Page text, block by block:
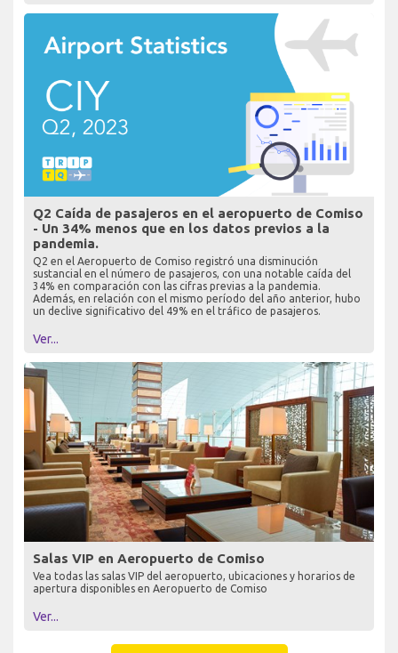
Q2 Caída de pasajeros en el aeropuerto de Comiso
- Un 34% menos que en los datos previos a la
pandemia.
Q2 en el Aeropuerto de Comiso registró una disminución
sustancial en el número de pasajeros, con una notable caída del
34% en comparación con las cifras previas a la pandemia.
Además, en relación con el mismo período del año anterior, hubo
un declive significativo del 49% en el tráfico de pasajeros.
Ver...
Salas VIP en Aeropuerto de Comiso
Vea todas las salas VIP del aeropuerto, ubicaciones y horarios de
apertura disponibles en Aeropuerto de Comiso
Ver...